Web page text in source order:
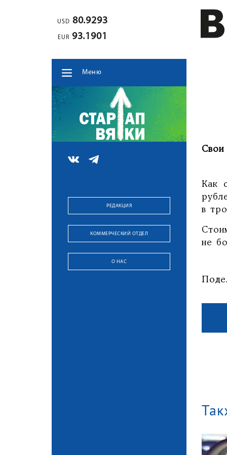
USD 80.9293
EUR 93.1901
Меню
РЕДАКЦИЯ
КОММЕРЧЕСКИЙ ОТДЕЛ
О НАС
Свои
Как
в
не